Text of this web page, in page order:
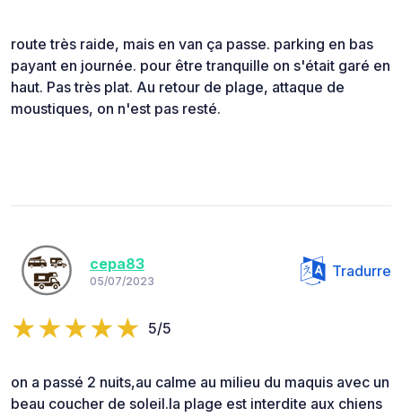
route très raide, mais en van ça passe. parking en bas
payant en journée. pour être tranquille on s'était garé en
haut. Pas très plat. Au retour de plage, attaque de
moustiques, on n'est pas resté.
cepa83
05/07/2023
Tradurre
5/5
on a passé 2 nuits,au calme au milieu du maquis avec un
beau coucher de soleil.la plage est interdite aux chiens